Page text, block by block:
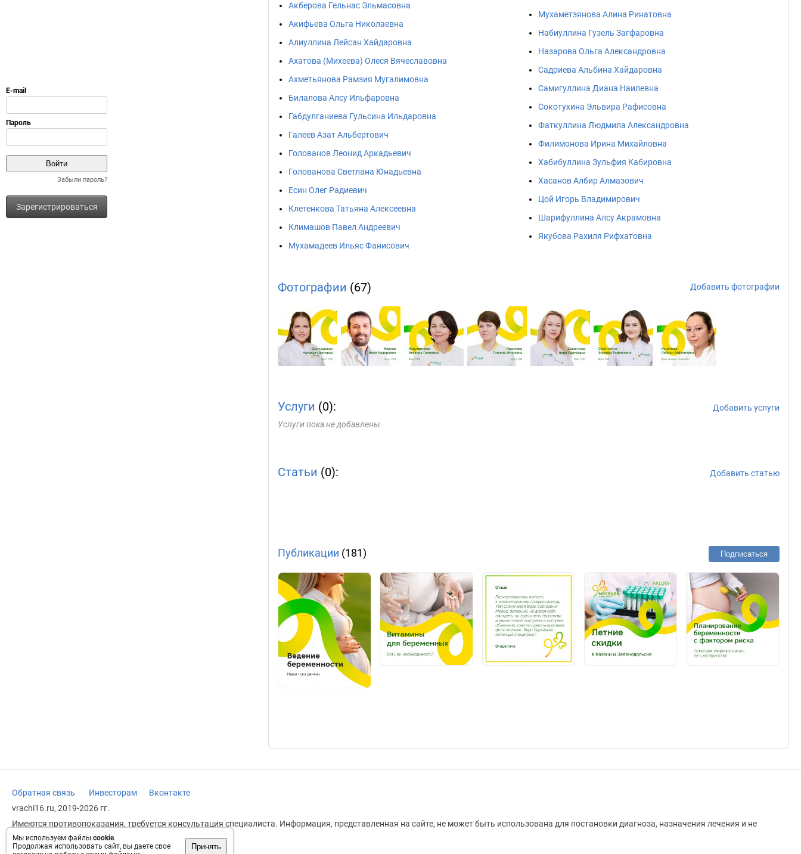
Забыли пароль?
Зарегистрироваться
Мы используем файлы cookie.
Продолжая использовать сайт, вы даете свое
Принять
Акберова Гельнас Эльмасовна
Акифьева Ольга Николаевна
Алиуллина Лейсан Хайдаровна
Ахатова (Михеева) Олеся Вячеславовна
Ахметьянова Рамзия Мугалимовна
Билалова Алсу Ильфаровна
Габдулганиева Гульсина Ильдаровна
Галеев Азат Альбертович
Голованов Леонид Аркадьевич
Голованова Светлана Юнадьевна
Есин Олег Радиевич
Клетенкова Татьяна Алексеевна
Климашов Павел Андреевич
Мухамадеев Ильяс Фанисович
Мухаметзянова Алина Ринатовна
Набиуллина Гузель Загфаровна
Назарова Ольга Александровна
Садриева Альбина Хайдаровна
Самигуллина Диана Наилевна
Сокотухина Эльвира Рафисовна
Фаткуллина Людмила Александровна
Филимонова Ирина Михайловна
Хабибуллина Зульфия Кабировна
Хасанов Албир Алмазович
Цой Игорь Владимирович
Шарифуллина Алсу Акрамовна
Якубова Рахиля Рифхатовна
Фотографии (67) Добавить фотографии
Услуги (0):
Добавить услуги
Услуги пока не добавлены
Статьи (0): Добавить статью
Публикации (181) Подписаться
Обратная связь Инвесторам
Вконтакте
vrachi16.ru, 2019-2026 гг.
Имеются противопоказания, требуется консультация специалиста. Информация, представленная на сайте, не может быть использована для постановки диагноза, назначения лечения и не
заменяет прием врача.
Возрастное ограничение: 18+